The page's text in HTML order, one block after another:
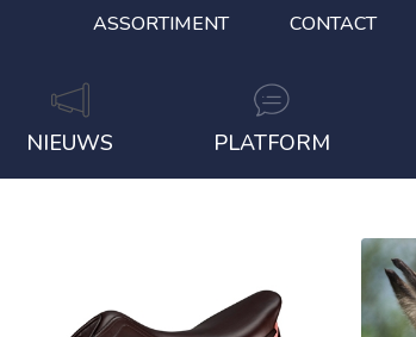
ASSORTIMENT CONTACT
NIEUWS PLATFORM